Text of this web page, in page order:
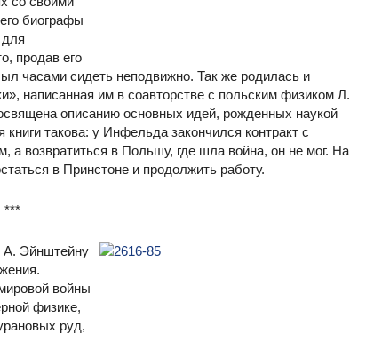
биографы
продав его
часами сидеть неподвижно. Так же родилась и
написанная им в соавторстве с польским физиком Л.
описанию основных идей, рожденных наукой
такова: у Инфельда закончился контракт с
а возвратиться в Польшу, где шла война, он не мог. На
в Принстоне и продолжить работу.
***
А. Эйнштейну
войны
физике,
руд,